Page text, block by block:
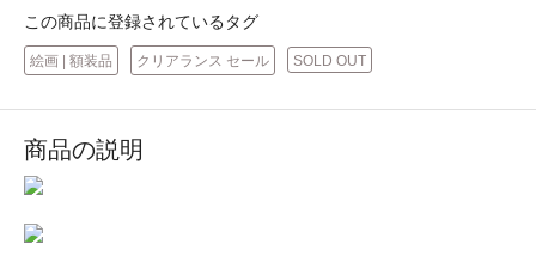
この商品に登録されているタグ
絵画 | 額装品 クリアランス セール SOLD OUT
商品の説明